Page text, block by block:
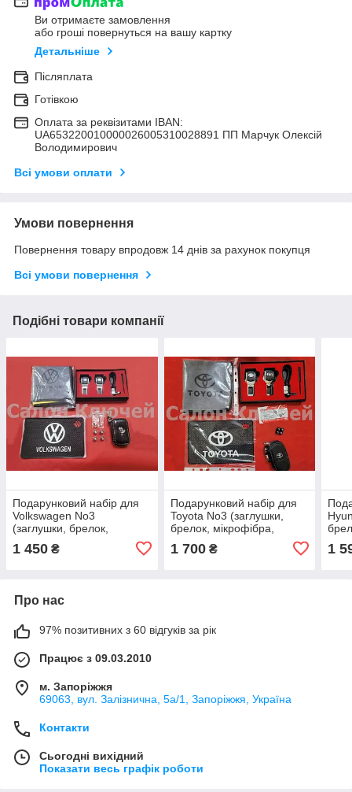
Ви отримаєте замовлення
або гроші повернуться на вашу картку
Детальніше
Післяплата
Готівкою
Оплата за реквізитами IBAN:
UA653220010000026005310028891 ПП Марчук Олексій
Володимирович
Всі умови оплати
Умови повернення
Повернення товару впродовж 14 днів за рахунок покупця
Всі умови повернення
Подібні товари компанії
Подарунковий набір для
Volkswagen No3
(заглушки, брелок,
мікрофібра, силіконовий
килимок, ключниця,
1 450 ₴
Подарунковий набір для
Toyota No3 (заглушки,
брелок, мікрофібра,
ключниця, ковпачки)
1 700₴ 1
Про нас
97% позитивних з 60 відгуків за рік
Працює з 09.03.2010
м. Запоріжжя
69063, вул. Залізнична, 5а/1, Запоріжжя, Україна
Контакти
Сьогодні вихідний
Показати весь графік роботи